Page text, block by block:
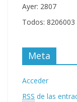
Ayer: 2807
Todos: 8206003
Meta
Acceder
RSS de las